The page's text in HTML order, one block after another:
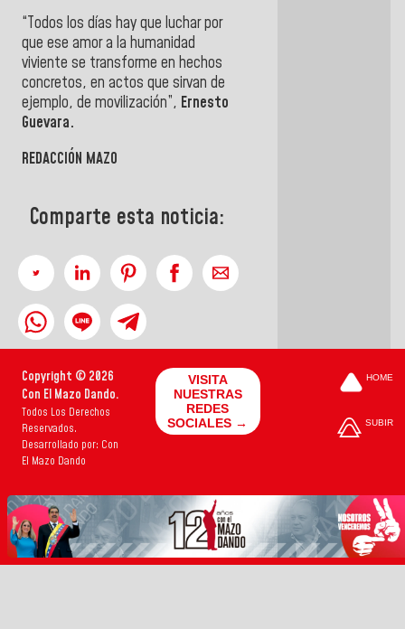
“Todos los días hay que luchar por
que ese amor a la humanidad
viviente se transforme en hechos
concretos, en actos que sirvan de
ejemplo, de movilización”, Ernesto
Guevara.
REDACCIÓN MAZO
Comparte esta noticia:
Copyright © 2026
Con El Mazo Dando.
Todos Los Derechos
Reservados.
Desarrollado por: Con
El Mazo Dando
VISITA
NUESTRAS
REDES
SOCIALES →
HOME
SUBIR